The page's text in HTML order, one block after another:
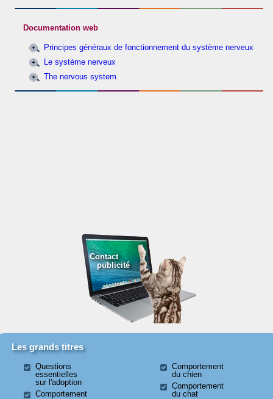
Documentation web
Principes généraux de fonctionnement du système nerveux
Le système nerveux
The nervous system
Contact
publicité
Les grands titres
Questions
essentielles
sur l'adoption
Comportement
Comportement
du chien
Comportement
du chat